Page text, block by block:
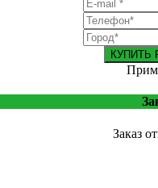
КУПИТЬ
Заказ